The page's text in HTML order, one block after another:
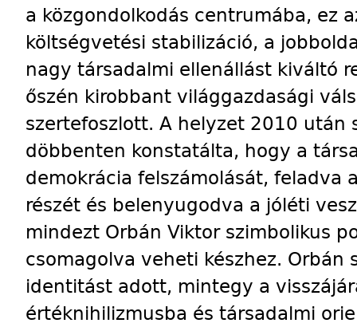
a közgondolkodás centrumába, ez
költségvetési stabilizáció, a
nagy társadalmi ellenállást kiváltó
őszén kirobbant világgazdasági
szertefoszlott. A helyzet 2010 után
döbbenten konstatálta, hogy a
demokrácia felszámolását, feladva
részét és belenyugodva a jóléti
mindezt Orbán Viktor szimbolikus
csomagolva veheti készhez. Orbán
identitást adott, mintegy a
értéknihilizmusba és társadalmi